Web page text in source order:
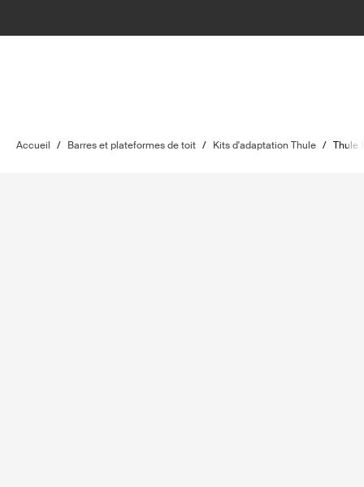
Accueil / Barres et plateformes de toit / Kits d'adaptation Thule / Thule